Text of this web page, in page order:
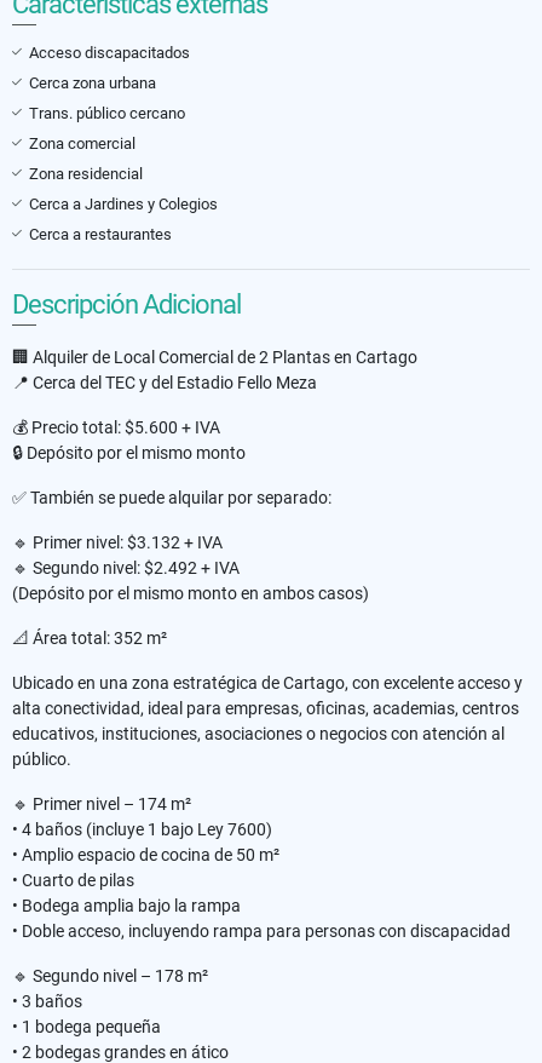
Acceso discapacitados
Cerca zona urbana
Trans. público cercano
Zona comercial
Zona residencial
Cerca a Jardines y Colegios
Cerca a restaurantes
Descripción Adicional
🏢 Alquiler de Local Comercial de 2 Plantas en Cartago
📍 Cerca del TEC y del Estadio Fello Meza
💰 Precio total: $5.600 + IVA
🔒 Depósito por el mismo monto
✅ También se puede alquilar por separado:
🔹 Primer nivel: $3.132 + IVA
🔹 Segundo nivel: $2.492 + IVA
(Depósito por el mismo monto en ambos casos)
📐 Área total: 352 m²
Ubicado en una zona estratégica de Cartago, con excelente acceso y
alta conectividad, ideal para empresas, oficinas, academias, centros
educativos, instituciones, asociaciones o negocios con atención al
público.
🔹 Primer nivel – 174 m²
• 4 baños (incluye 1 bajo Ley 7600)
• Amplio espacio de cocina de 50 m²
• Cuarto de pilas
• Bodega amplia bajo la rampa
• Doble acceso, incluyendo rampa para personas con discapacidad
🔹 Segundo nivel – 178 m²
• 3 baños
• 1 bodega pequeña
• 2 bodegas grandes en ático